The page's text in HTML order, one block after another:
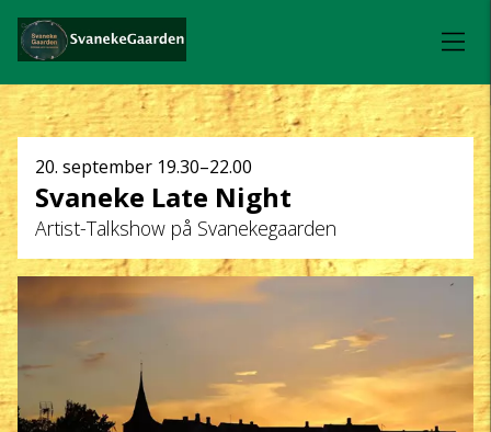
Dato
og
klokkeslæt
20. september 19.30–22.00
Svaneke Late Night
Artist-Talkshow på Svanekegaarden